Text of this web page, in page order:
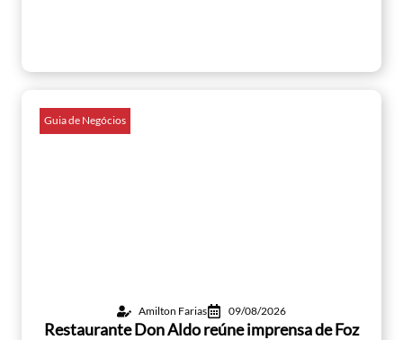
Guia de Negócios
Amilton Farias 09/08/2026
Restaurante Don Aldo reúne imprensa de Foz